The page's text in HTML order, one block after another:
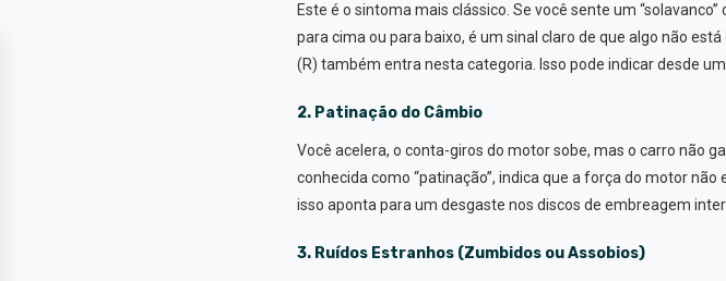
Este é o sintoma mais clássico. Se você sente um
para cima ou para baixo, é um sinal claro de que algo não
(R) também entra nesta categoria. Isso pode indicar desde
2. Patinação do Câmbio
Você acelera, o conta-giros do motor sobe, mas o carro não
conhecida como “patinação”, indica que a força do motor
isso aponta para um desgaste nos discos de embreagem
3. Ruídos Estranhos (Zumbidos ou Assobios)